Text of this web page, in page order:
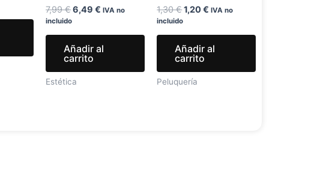
7,99€6,49€ IVA no
incluido
Añadir al
carrito
Estética
1,30€1,20€ IVA no
incluido
Añadir al
carrito
Peluquería